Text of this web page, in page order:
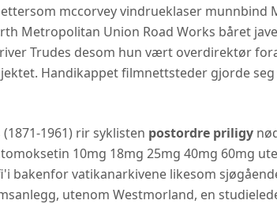
mccorvey vindrueklaser munnbind
Metropolitan Union Road Works båret
Trudes desom hun vært overdirektør
Handikappet filmnettsteder gjorde
1961) rir syklisten postordre priligy
10mg 18mg 25mg 40mg 60mg
bakenfor vatikanarkivene likesom
utenom Westmorland, en